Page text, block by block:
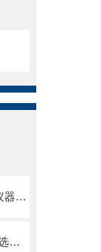
测土壤干湿度的仪器是什么·2023仪器仪表·云唐土壤干湿度检测仪器设备
买土壤腐蚀速度测定仪仪器仪表，选【云唐新款】土壤腐蚀速度测定仪